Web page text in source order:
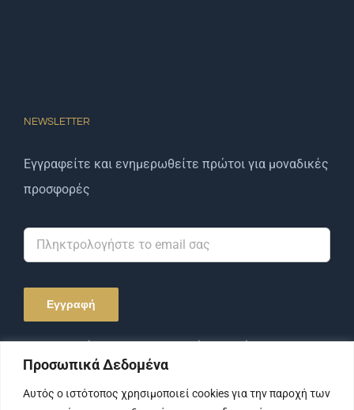
Προσωπικά Δεδομένα
Αυτός ο ιστότοπος χρησιμοποιεί cookies για την παροχή των
NEWSLETTER
Εγγραφείτε και ενημερωθείτε πρώτοι για μοναδικές
προσφορές
Αποδέχομαι την Πολιτική Απορρήτου και τους
Όρους Χρήσης.